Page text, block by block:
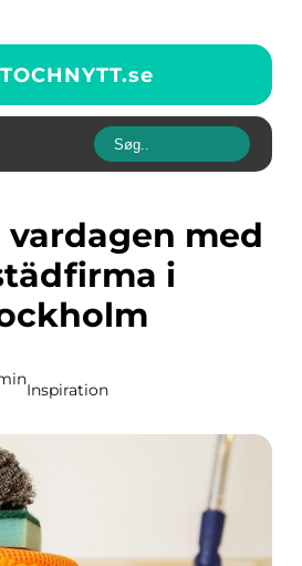
se
i
Inspiration